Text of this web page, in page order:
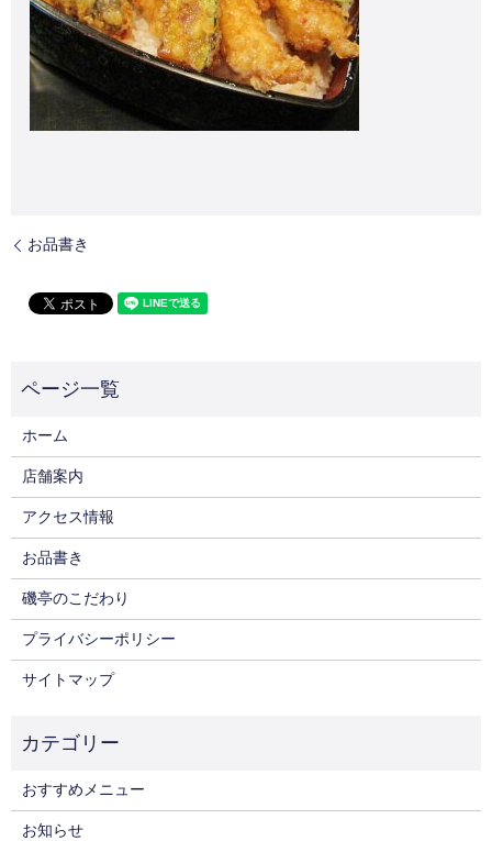
お品書き
ホーム
店舗案内
アクセス情報
お品書き
磯亭のこだわり
プライバシーポリシー
サイトマップ
おすすめメニュー
お知らせ